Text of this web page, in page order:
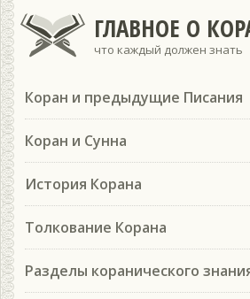
ГЛАВНОЕ О
что каждый должен знать
Коран и предыдущие Писания
Коран и Сунна
История Корана
Толкование Корана
Разделы коранического